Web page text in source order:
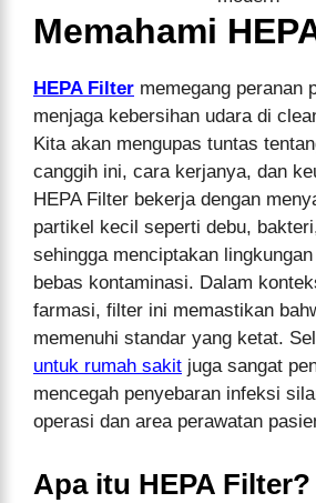
Memahami
HEPA Filter memegang peranan
menjaga kebersihan udara di
Kita akan mengupas tuntas
canggih ini, cara kerjanya, dan
HEPA Filter bekerja dengan
partikel kecil seperti debu,
sehingga menciptakan
bebas kontaminasi. Dalam
farmasi, filter ini memastikan
memenuhi standar yang ketat.
untuk rumah sakit juga sangat
mencegah penyebaran infeksi
operasi dan area perawatan
Apa itu HEPA Filter?